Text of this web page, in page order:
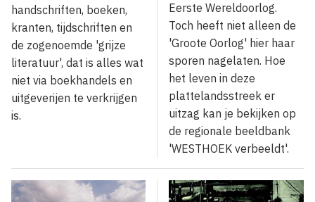
handschriften, boeken,
kranten, tijdschriften en
de zogenoemde 'grijze
literatuur', dat is alles wat
niet via boekhandels en
uitgeverijen te verkrijgen
is.
Eerste Wereldoorlog.
Toch heeft niet alleen de
'Groote Oorlog' hier haar
sporen nagelaten. Hoe
het leven in deze
plattelandsstreek er
uitzag kan je bekijken op
de regionale beeldbank
'WESTHOEK verbeeldt'.